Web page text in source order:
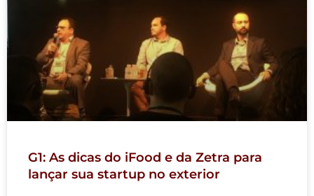
G1: As dicas do iFood e da Zetra para
lançar sua startup no exterior